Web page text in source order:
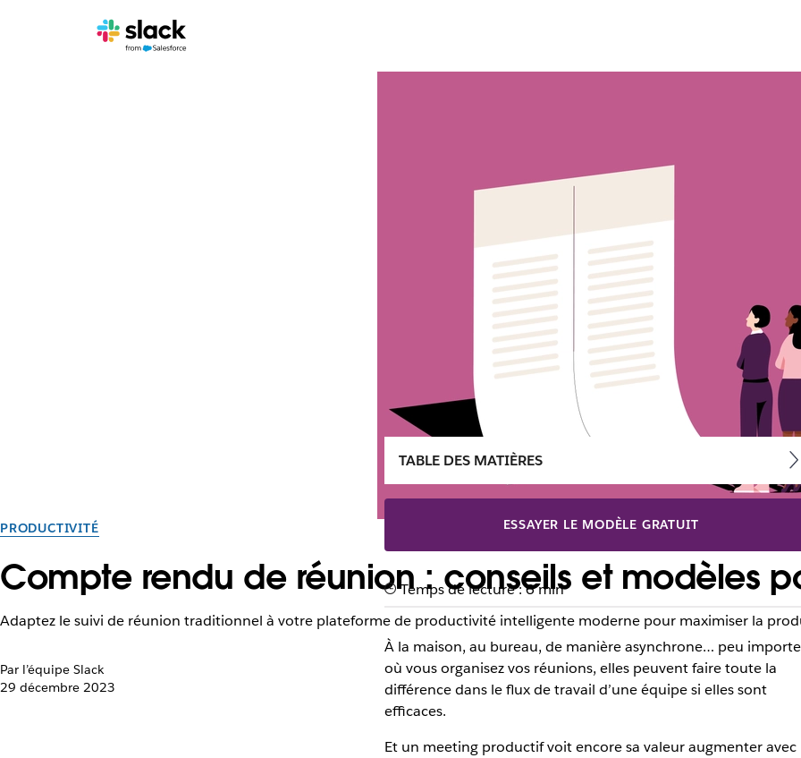
PRODUCTIVITÉ
Compte rendu de réunion : conseils et modèles
Adaptez le suivi de réunion traditionnel à votre plateforme de productivité intelligente moderne pour maximiser la
Par l’équipe Slack
29 décembre 2023
TABLE DES MATIÈRES
ESSAYER LE MODÈLE GRATUIT
Temps de lecture : 6 min
À la maison, au bureau, de manière asynchrone… peu importe
où vous organisez vos réunions, elles peuvent faire toute la
différence dans le flux de travail d’une équipe si elles sont
efficaces.
Et un meeting productif voit encore sa valeur augmenter avec